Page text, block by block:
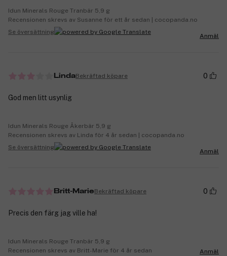
Idun Minerals Rouge Tranbär 5,9 g
Recensionen skrevs av Susanne för ett år sedan | cocopanda.no
Se översättning
Anmäl
LindaBekräftad köpare 0
God men litt usynlig
Idun Minerals Rouge Åkerbär 5,9 g
Recensionen skrevs av Linda för 4 år sedan | cocopanda.no
Se översättning
Anmäl
Britt-MarieBekräftad köpare 0
Precis den färg jag ville ha!
Idun Minerals Rouge Tranbär 5,9 g
Recensionen skrevs av Britt-Marie för 4 år sedan
Anmäl